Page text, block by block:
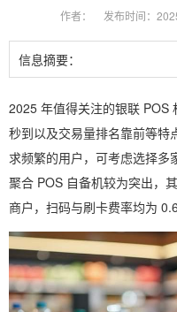
作者： 发布时间：
信息摘要：
2025 年值得关注的银联 POS
秒到以及交易量排名靠前等特
求频繁的用户，可考虑选择多
聚合 POS 自备机较为突出，
商户，扫码与刷卡费率均为